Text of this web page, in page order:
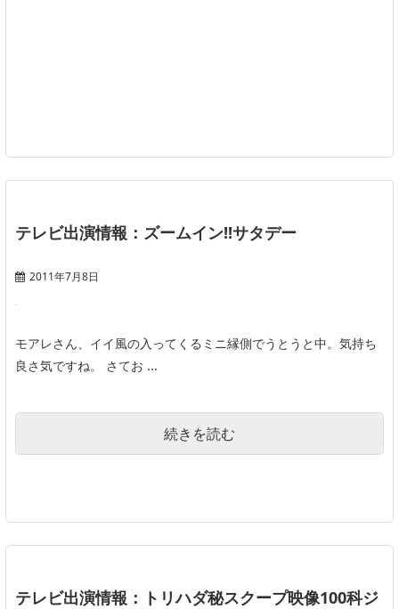
テレビ出演情報：ズームイン!!サタデー
2011年7月8日
モアレさん、イイ風の入ってくるミニ縁側でうとうと中。気持ち
良さ気ですね。 さてお ...
続きを読む
テレビ出演情報：トリハダ秘スクープ映像100科ジ